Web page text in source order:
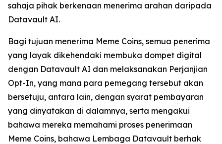
sahaja pihak berkenaan menerima arahan daripada
Datavault AI.
Bagi tujuan menerima Meme Coins, semua penerima
yang layak dikehendaki membuka dompet digital
dengan Datavault AI dan melaksanakan Perjanjian
Opt-In, yang mana para pemegang tersebut akan
bersetuju, antara lain, dengan syarat pembayaran
yang dinyatakan di dalamnya, serta mengakui
bahawa mereka memahami proses penerimaan
Meme Coins, bahawa Lembaga Datavault berhak